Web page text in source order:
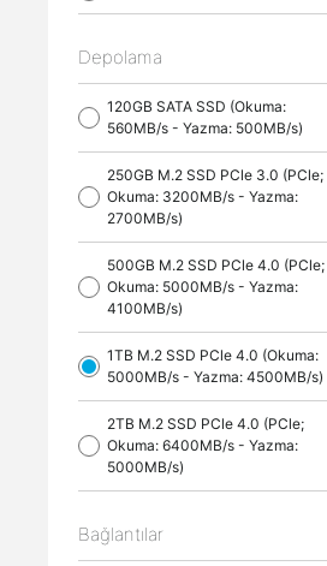
Depolama
120GB SATA SSD (Okuma:
560MB/s - Yazma: 500MB/s)
250GB M.2 SSD PCle 3.0 (PCle;
Okuma: 3200MB/s - Yazma:
2700MB/s)
500GB M.2 SSD PCle 4.0 (PCle;
Okuma: 5000MB/s - Yazma:
4100MB/s)
1TB M.2 SSD PCle 4.0 (Okuma:
5000MB/s - Yazma: 4500MB/s)
2TB M.2 SSD PCle 4.0 (PCle;
Okuma: 6400MB/s - Yazma:
5000MB/s)
Bağlantılar